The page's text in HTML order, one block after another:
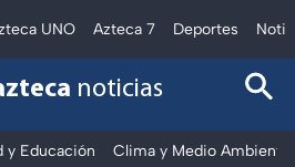
UNO Azteca 7 Deportes
noticias
y Educación Clima y Medio Ambiente